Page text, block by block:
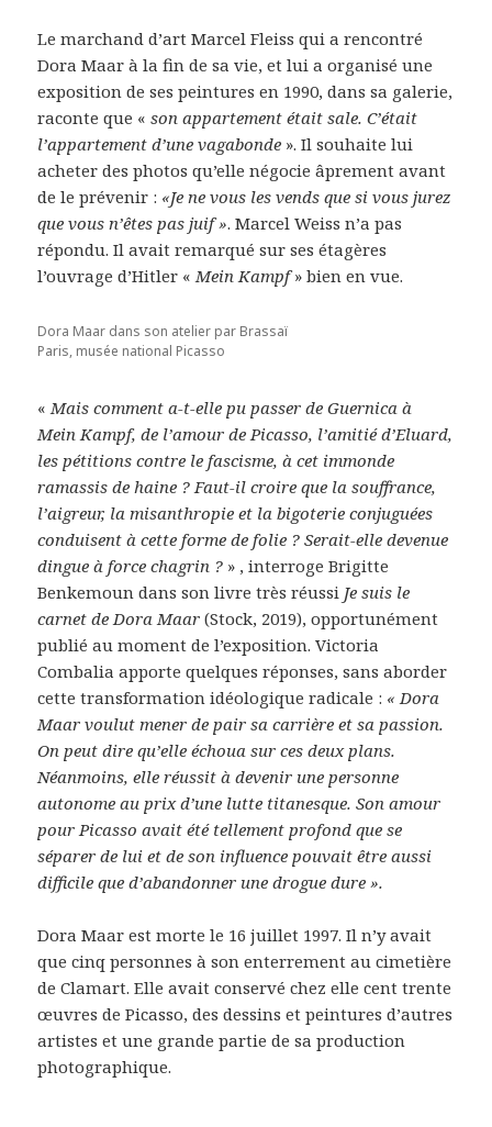
Le marchand d’art Marcel Fleiss qui a rencontré
Dora Maar à la fin de sa vie, et lui a organisé une
exposition de ses peintures en 1990, dans sa galerie,
raconte que «son appartement était sale. C’était
l’appartement d’une vagabonde ». Il souhaite lui
acheter des photos qu’elle négocie âprement avant
de le prévenir : «Je ne vous les vends que si vous jurez
que vous n’êtes pas juif ». Marcel Weiss n’a pas
répondu. Il avait remarqué sur ses étagères
l’ouvrage d’Hitler « Mein Kampf» bien en vue.
Dora Maar dans son atelier par Brassaï
Paris, musée national Picasso
« Mais comment a-t-elle pu passer de Guernica à
Mein Kampf, de l’amour de Picasso, l’amitié d’Eluard,
les pétitions contre le fascisme, à cet immonde
ramassis de haine ? Faut-il croire que la souffrance,
l’aigreur, la misanthropie et la bigoterie conjuguées
conduisent à cette forme de folie ? Serait-elle devenue
dingue à force chagrin ? » , interroge Brigitte
Benkemoun dans son livre très réussi Je suis le
carnet de Dora Maar(Stock, 2019), opportunément
publié au moment de l’exposition. Victoria
Combalia apporte quelques réponses, sans aborder
cette transformation idéologique radicale : « Dora
Maar voulut mener de pair sa carrière et sa passion.
On peut dire qu’elle échoua sur ces deux plans.
Néanmoins, elle réussit à devenir une personne
autonome au prix d’une lutte titanesque. Son amour
pour Picasso avait été tellement profond que se
séparer de lui et de son influence pouvait être aussi
difficile que d’abandonner une drogue dure ».
Dora Maar est morte le 16 juillet 1997. Il n’y avait
que cinq personnes à son enterrement au cimetière
de Clamart. Elle avait conservé chez elle cent trente
œuvres de Picasso, des dessins et peintures d’autres
artistes et une grande partie de sa production
photographique.